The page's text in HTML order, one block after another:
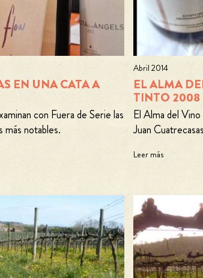
EN UNA CATA A
con Fuera de Serie las
notables.
Abril 2014
EL ALMA
TINTO 2008
El Alma del
Juan
Leer más